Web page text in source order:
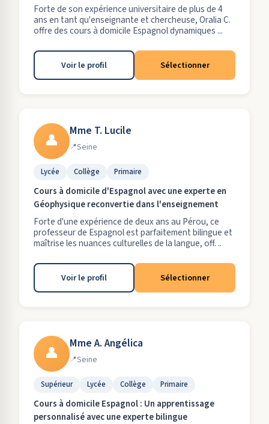
Forte de son expérience universitaire de plus de 4
ans en tant qu'enseignante et chercheuse, Oralia C.
offre des cours à domicile Espagnol dynamiques ...
Voir le profil Sélectionner
👤 Mme T. Lucile
Seine
Lycée Collège Primaire
Cours à domicile d'Espagnol avec une experte en
Géophysique reconvertie dans l'enseignement
Forte d'une expérience de deux ans au Pérou, ce
professeur de Espagnol est parfaitement bilingue et
maîtrise les nuances culturelles de la langue, off. ..
Voir le profil Sélectionner
👤 Mme A. Angélica
Seine
Supérieur Lycée Collège Primaire
Cours à domicile Espagnol : Un apprentissage
personnalisé avec une experte bilingue